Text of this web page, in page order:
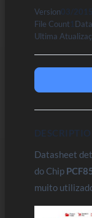
Version03/2015
File Count1
Ultima
Datasheet
do Chip
muito